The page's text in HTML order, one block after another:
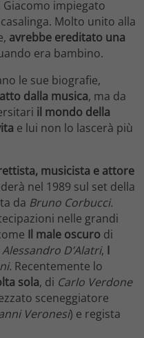
impiegato
Molto unito alla
avrebbe ereditato una
era bambino.
le sue biografie,
dalla musica, ma da
il mondo della
e lui non lo lascerà più
musicista e attore
nel 1989 sul set della
da Bruno Corbucci.
nelle grandi
Il male oscuro di
Alessandro D’Alatri, I
Recentemente lo
sola, di Carlo Verdone
sceneggiatore
Veronesi) e regista